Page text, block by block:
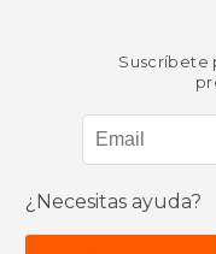
Suscríbete
¿Necesitas ayuda?